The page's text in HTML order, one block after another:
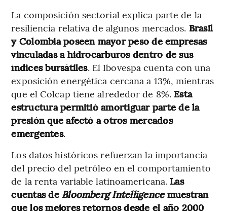
La composición sectorial explica parte de la
resiliencia relativa de algunos mercados. Brasil
y Colombia poseen mayor peso de empresas
vinculadas a hidrocarburos dentro de sus
índices bursátiles. El Ibovespa cuenta con una
exposición energética cercana a 13%, mientras
que el Colcap tiene alrededor de 8%. Esta
estructura permitió amortiguar parte de la
presión que afectó a otros mercados
emergentes.
Los datos históricos refuerzan la importancia
del precio del petróleo en el comportamiento
de la renta variable latinoamericana. Las
cuentas de Bloomberg Intelligencemuestran
que los mejores retornos desde el año 2000